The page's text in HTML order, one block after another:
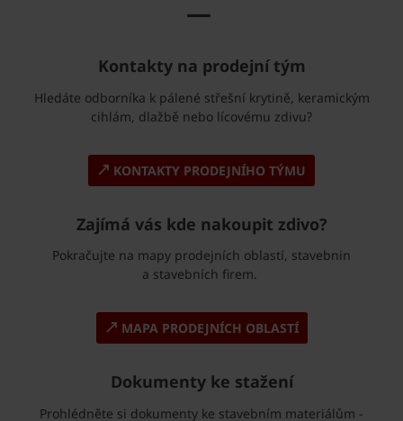
—
Kontakty na prodejní tým
Hledáte odborníka k pálené střešní krytině, keramickým
cihlám, dlažbě nebo lícovému zdivu?
KONTAKTY PRODEJNÍHO TÝMU
Zajímá vás kde nakoupit zdivo?
Pokračujte na mapy prodejních oblastí, stavebnin
a stavebních firem.
MAPA PRODEJNÍCH OBLASTÍ
Dokumenty ke stažení
Prohlédněte si dokumenty ke stavebním materiálům -